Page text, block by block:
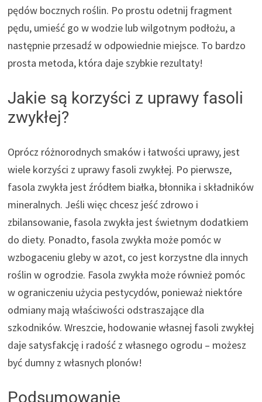
pędów bocznych roślin. Po prostu odetnij fragment
pędu, umieść go w wodzie lub wilgotnym podłożu, a
następnie przesadź w odpowiednie miejsce. To bardzo
prosta metoda, która daje szybkie rezultaty!
Jakie są korzyści z uprawy fasoli
zwykłej?
Oprócz różnorodnych smaków i łatwości uprawy, jest
wiele korzyści z uprawy fasoli zwykłej. Po pierwsze,
fasola zwykła jest źródłem białka, błonnika i składników
mineralnych. Jeśli więc chcesz jeść zdrowo i
zbilansowanie, fasola zwykła jest świetnym dodatkiem
do diety. Ponadto, fasola zwykła może pomóc w
wzbogaceniu gleby w azot, co jest korzystne dla innych
roślin w ogrodzie. Fasola zwykła może również pomóc
w ograniczeniu użycia pestycydów, ponieważ niektóre
odmiany mają właściwości odstraszające dla
szkodników. Wreszcie, hodowanie własnej fasoli zwykłej
daje satysfakcję i radość z własnego ogrodu – możesz
być dumny z własnych plonów!
Podsumowanie